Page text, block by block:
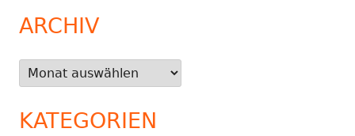
ARCHIV
Archiv
KATEGORIEN